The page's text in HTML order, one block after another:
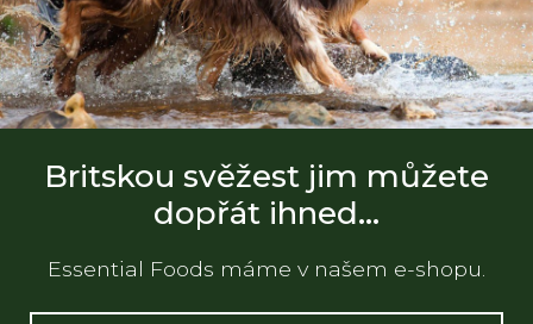
Britskou svěžest jim můžete
dopřát ihned...
Essential Foods máme v našem e-shopu.